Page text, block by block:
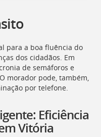
para a boa fluência do
dos cidadãos. Em
de semáforos e
morador pode, também,
por telefone.
Eficiência
Vitória